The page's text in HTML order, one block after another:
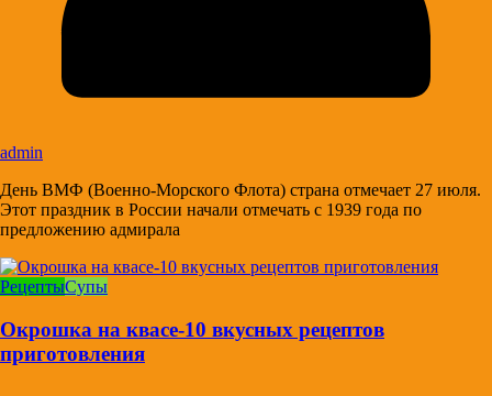
admin
День ВМФ (Военно-Морского Флота) страна отмечает 27 июля.
Этот праздник в России начали отмечать с 1939 года по
предложению адмирала
РецептыСупы
Окрошка на квасе-10 вкусных рецептов
приготовления